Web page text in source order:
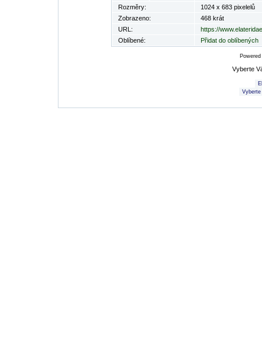
Rozměry:
1024 x 683 pixelelů
Zobrazeno:
468 krát
URL:
https://
Oblíbené:
Přidat do oblíbených
Vyberte